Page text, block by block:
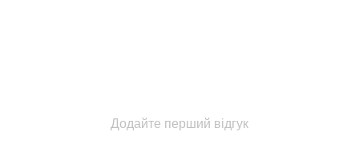
Додайте перший відгук